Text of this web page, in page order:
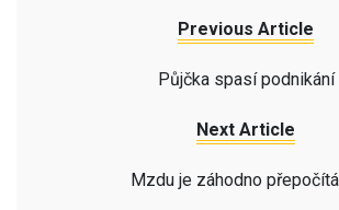
Previous Article
Půjčka spasí podnikání
Next Article
Mzdu je záhodno